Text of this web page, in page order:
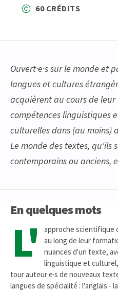
60 CRÉDITS
Ouvert·e·s sur le monde et
langues et cultures
acquièrent au cours de
compétences linguistiques
culturelles dans (au moins)
Le monde des textes, qu'ils
contemporains ou anciens,
En quelques mots
L'
approche scientifique
au long de leur
nuances d'un texte,
linguistique et
tour auteur·e·s de nouveaux
langues de spécialité : l'anglais -